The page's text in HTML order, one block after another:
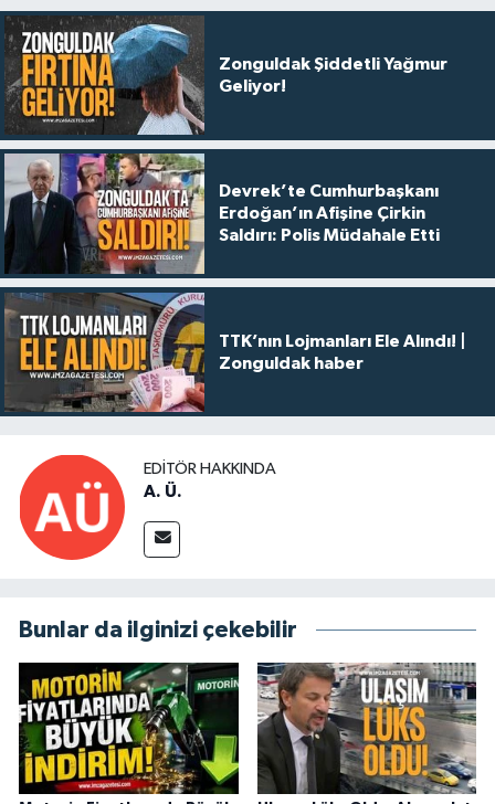
Zonguldak Şiddetli Yağmur
Geliyor!
Devrek’te Cumhurbaşkanı
Erdoğan’ın Afişine Çirkin
Saldırı: Polis Müdahale Etti
TTK’nın Lojmanları Ele Alındı! |
Zonguldak haber
EDITÖR HAKKINDA
A. Ü.
Bunlar da ilginizi çekebilir